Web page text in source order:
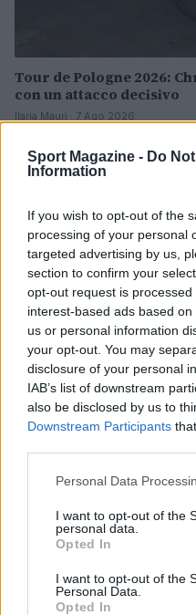
Sport Magazine - Do
Information
If you wish to opt-out of the
processing of your personal
targeted advertising by us,
section to confirm your
opt-out request is
interest-based ads based
us or personal information
your opt-out. You may
disclosure of your personal
IAB’s list of downstream
also be disclosed by us to
Downstream Participants
Please note that this
not limited to your visit or
grant or deny consent to
use your data for below
consent section.
Personal Data
I want to opt-out of the
personal data.
Opted In
I want to opt-out of the
Personal Data.
Opted In
Tour de Pologne 2026:
con un attacco decisivo
Ilaria Mauri · 7 Ago 2026
CICLISMO
Tour de France
battaglia per la maglia
CICLISMO